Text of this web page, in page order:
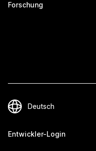
Forschung
Entwickler-Login